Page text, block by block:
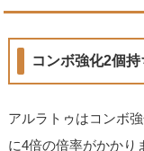
コンボ強化2個
アルラトゥはコンボ
に4倍の倍率がかかり